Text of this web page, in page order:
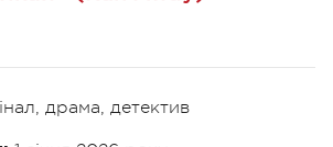
драма, детектив